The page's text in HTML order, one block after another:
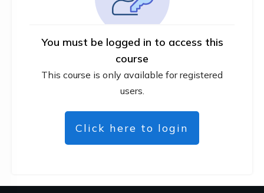
You must be logged in to access this
course
This course is only available for registered
users.
Click here to login